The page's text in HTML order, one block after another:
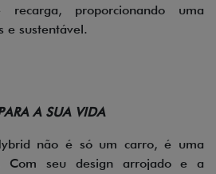
recarga, proporcionando uma
e sustentável.
A SUA VIDA
não é só um carro, é uma
Com seu design arrojado e a